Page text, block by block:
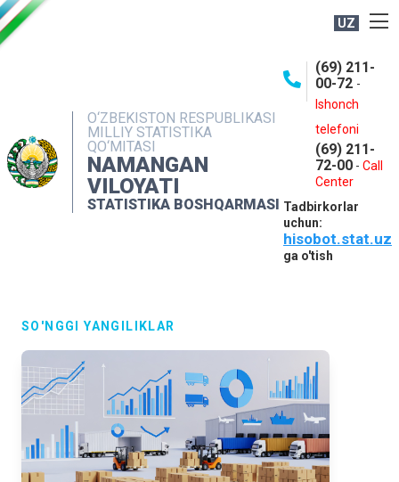
UZ
O‘ZBEKISTON RESPUBLIKASI
MILLIY STATISTIKA
QO‘MITASI
NAMANGAN
VILOYATI
STATISTIKA BOSHQARMASI
(69) 211-
00-72 -
Ishonch
telefoni
(69) 211-
72-00 - Call
Center
Tadbirkorlar
uchun:
hisobot.stat.uz
ga o'tish
NASHRLAR
INTERAKTIV XIZMATLAR
MATBUOT XIZMATI
MUROJAATLAR
SO'NGGI YANGILIKLAR